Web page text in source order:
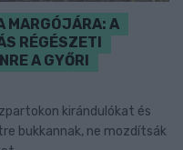
MARGÓJÁRA: A
RÉGÉSZETI
A GYŐRI
kirándulókat és
bukkannak, ne mozdítsák